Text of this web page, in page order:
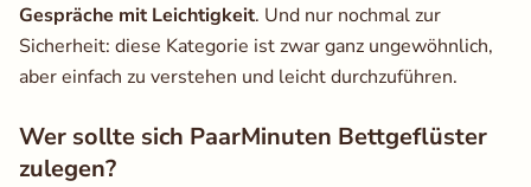
Gespräche mit Leichtigkeit. Und nur nochmal zur
Sicherheit: diese Kategorie ist zwar ganz ungewöhnlich,
aber einfach zu verstehen und leicht durchzuführen.
Wer sollte sich PaarMinuten Bettgeflüster
zulegen?